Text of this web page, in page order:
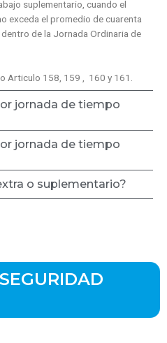
suplementario, cuando el
exceda el promedio de cuarenta
de la Jornada Ordinaria de
Articulo 158, 159 , 160 y 161.
jornada de tiempo
jornada de tiempo
o suplementario?